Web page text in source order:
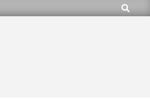
Buscar